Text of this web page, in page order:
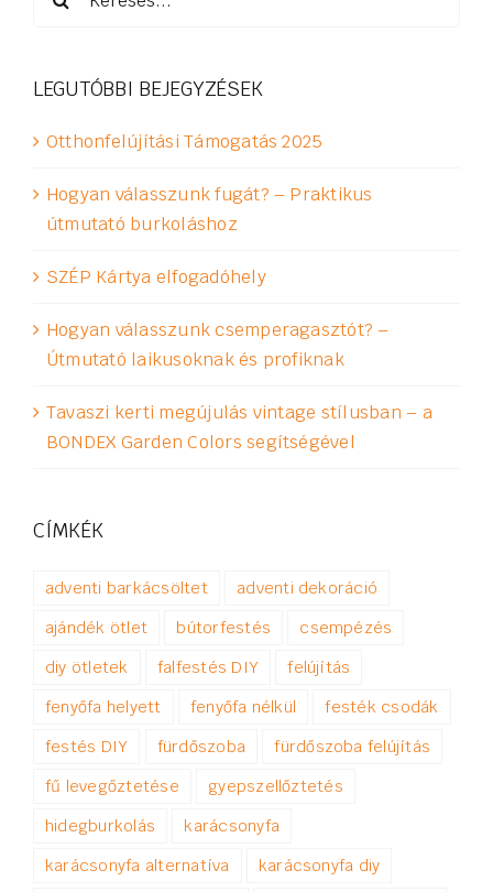
LEGUTÓBBI BEJEGYZÉSEK
Otthonfelújítási Támogatás 2025
Hogyan válasszunk fugát? – Praktikus
útmutató burkoláshoz
SZÉP Kártya elfogadóhely
Hogyan válasszunk csemperagasztót? –
Útmutató laikusoknak és profiknak
Tavaszi kerti megújulás vintage stílusban – a
BONDEX Garden Colors segítségével
CÍMKÉK
adventi barkácsöltet
adventi dekoráció
ajándék ötlet
bútorfestés
csempézés
diy ötletek
falfestés DIY
felújítás
fenyőfa helyett
fenyőfa nélkül
festék csodák
festés DIY
fürdőszoba
fürdőszoba felújítás
fű levegőztetése
gyepszellőztetés
hidegburkolás
karácsonyfa
karácsonyfa alternatíva
karácsonyfa diy